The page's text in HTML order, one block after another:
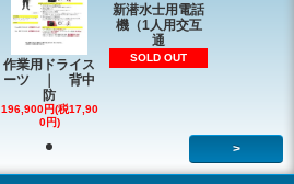
作業用ドライス
ーツ ｜ 背中
防
196,900円(税17,90
0円)
新潜水士用電話
機（1人用交互
通
SOLD OUT
>